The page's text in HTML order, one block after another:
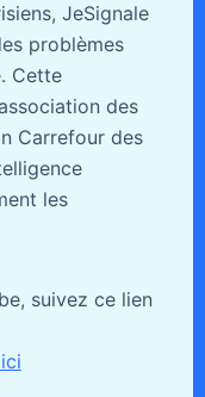
JeSignale
problèmes
Cette
des
Carrefour des
les
suivez ce lien